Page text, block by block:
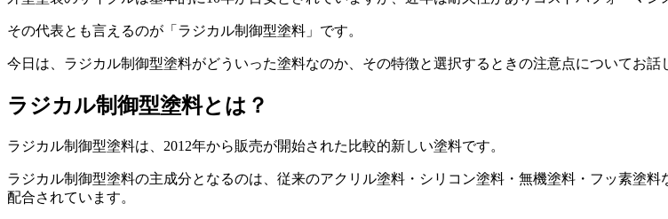
その代表とも言えるのが「ラジカル制御型塗料」です。
今日は、ラジカル制御型塗料がどういった塗料なのか、その特徴と選択するときの注意点についてお話
ラジカル制御型塗料とは？
ラジカル制御型塗料は、2012年から販売が開始された比較的新しい塗料です。
ラジカル制御型塗料の主成分となるのは、従来のアクリル塗料・シリコン塗料・無機塗料・フッ素塗
配合されています。